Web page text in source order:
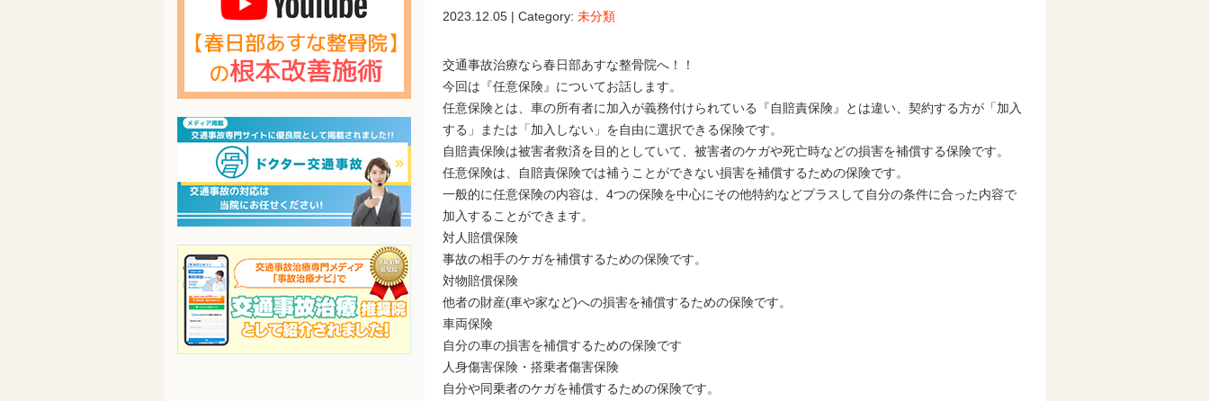
2023.12.05 | Category: 未分類
交通事故治療なら春日部あすな整骨院へ！！
今回は『任意保険』についてお話します。
任意保険とは、車の所有者に加入が義務付けられている『自賠責保険』とは違い、契約する方が「加入
する」または「加入しない」を自由に選択できる保険です。
自賠責保険は被害者救済を目的としていて、被害者のケガや死亡時などの損害を補償する保険です。
任意保険は、自賠責保険では補うことができない損害を補償するための保険です。
一般的に任意保険の内容は、4つの保険を中心にその他特約などプラスして自分の条件に合った内容で
加入することができます。
対人賠償保険
事故の相手のケガを補償するための保険です。
対物賠償保険
他者の財産(車や家など)への損害を補償するための保険です。
車両保険
自分の車の損害を補償するための保険です
人身傷害保険・搭乗者傷害保険
自分や同乗者のケガを補償するための保険です。